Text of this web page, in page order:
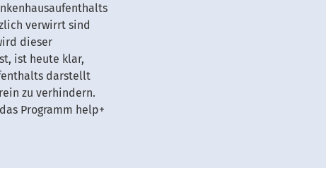
verwirrt sind
dieser
ist heute klar,
darstellt
zu verhindern.
Programm help+